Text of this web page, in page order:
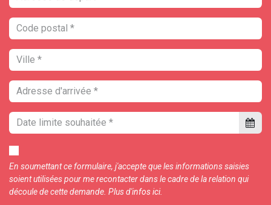
En soumettant ce formulaire, j'accepte que les informations saisies
soient utilisées pour me recontacter dans le cadre de la relation qui
découle de cette demande. Plus d'infosici.